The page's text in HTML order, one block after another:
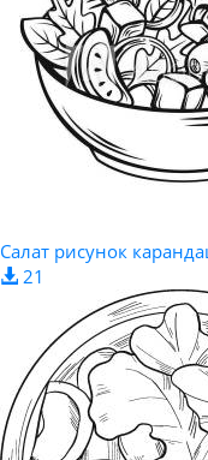
Салат рисунок
21